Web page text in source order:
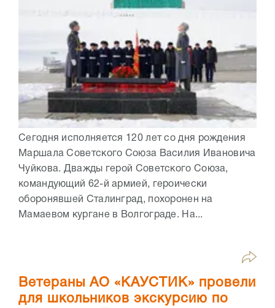
Сегодня исполняется 120 лет со дня рождения
Маршала Советского Союза Василия Ивановича
Чуйкова. Дважды герой Советского Союза,
командующий 62-й армией, героически
оборонявшей Сталинград, похоронен на
Мамаевом кургане в Волгограде. На...
Ветераны АО «КАУСТИК» провели
для школьников экскурсию по